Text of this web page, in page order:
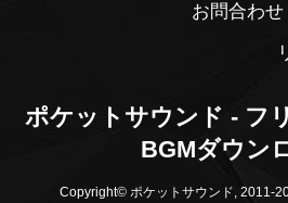
お問合わせ
ポケットサウンド - フ
BGMダウン
Copyright© ポケットサウンド, 2011-